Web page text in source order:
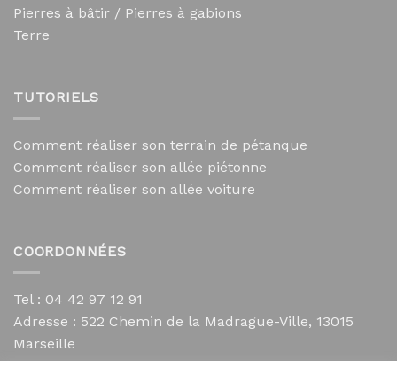
Pierres à bâtir / Pierres à gabions
Terre
TUTORIELS
Comment réaliser son terrain de pétanque
Comment réaliser son allée piétonne
Comment réaliser son allée voiture
COORDONNÉES
Tel : 04 42 97 12 91
Adresse : 522 Chemin de la Madrague-Ville, 13015
Marseille
contact@mycailloux.com